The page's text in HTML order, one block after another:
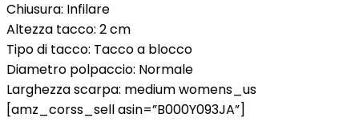
Chiusura: Infilare
Altezza tacco: 2 cm
Tipo di tacco: Tacco a blocco
Diametro polpaccio: Normale
Larghezza scarpa: medium womens_us
[amz_corss_sell asin=”B000Y093JA”]